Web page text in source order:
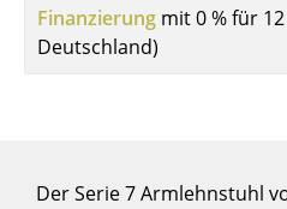
Servierwagen
Aufbewahren
Finanzierung mit 0 % für
Deutschland)
Der Serie 7 Armlehnstuhl